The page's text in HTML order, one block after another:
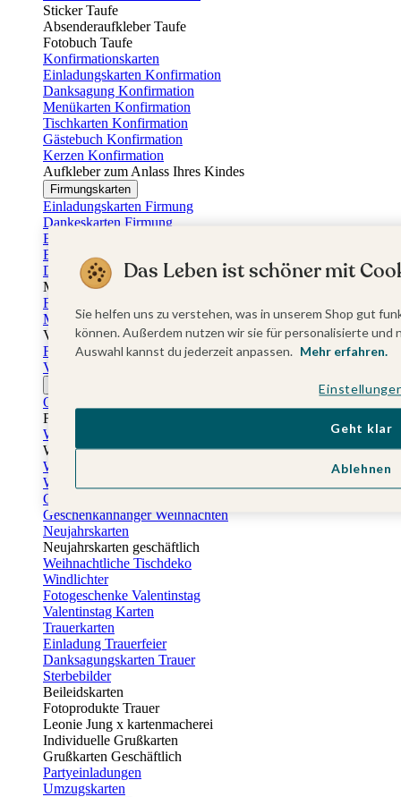
Sticker Taufe
Absenderaufkleber Taufe
Fotobuch Taufe
Konfirmationskarten
Einladungskarten Konfirmation
Danksagung Konfirmation
Menükarten Konfirmation
Tischkarten Konfirmation
Gästebuch Konfirmation
Kerzen Konfirmation
Aufkleber zum Anlass Ihres Kindes
Firmungskarten
Einladungskarten Firmung
Dankeskarten Firmung
Einschulungskarten
Einladungskarten Einschulung
Danksagung Einschulung
Muttertag
Fotogeschenke Muttertag
Muttertagskarten
Vatertag
Fotogeschenke Vatertag
Vatertagskarten
Osterkarten
Fotogeschenke zu Ostern
Weihnachtskarten
Weihnachtskarten selbst gestalten
Weihnachtskarten geschäftlich
Weihnachtsfeier Einladungen
Geschenkaufkleber Weihnachten
Geschenkanhänger Weihnachten
Neujahrskarten
Neujahrskarten geschäftlich
Weihnachtliche Tischdeko
Windlichter
Fotogeschenke Valentinstag
Valentinstag Karten
Trauerkarten
Einladung Trauerfeier
Danksagungskarten Trauer
Sterbebilder
Beileidskarten
Fotoprodukte Trauer
Leonie Jung x kartenmacherei
Individuelle Grußkarten
Grußkarten Geschäftlich
Partyeinladungen
Umzugskarten
Das Leben ist schöner mit
Sie helfen uns zu verstehen, was in unserem Shop gut
können. Außerdem nutzen wir sie für personalisierte
Auswahl kannst du jederzeit anpassen. Mehr erfahren.
Ablehnen
Geht klar